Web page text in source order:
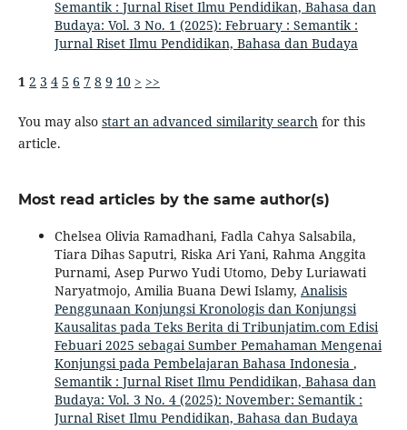
Semantik : Jurnal Riset Ilmu Pendidikan, Bahasa dan
Budaya: Vol. 3 No. 1 (2025): February : Semantik :
Jurnal Riset Ilmu Pendidikan, Bahasa dan Budaya
1 2 3 4 5 6 7 8 9 10 > >>
You may also start an advanced similarity searchfor this
article.
Most read articles by the same author(s)
Chelsea Olivia Ramadhani, Fadla Cahya Salsabila,
Tiara Dihas Saputri, Riska Ari Yani, Rahma Anggita
Purnami, Asep Purwo Yudi Utomo, Deby Luriawati
Naryatmojo, Amilia Buana Dewi Islamy, Analisis
Penggunaan Konjungsi Kronologis dan Konjungsi
Kausalitas pada Teks Berita di Tribunjatim.com Edisi
Febuari 2025 sebagai Sumber Pemahaman Mengenai
Konjungsi pada Pembelajaran Bahasa Indonesia ,
Semantik : Jurnal Riset Ilmu Pendidikan, Bahasa dan
Budaya: Vol. 3 No. 4 (2025): November: Semantik :
Jurnal Riset Ilmu Pendidikan, Bahasa dan Budaya